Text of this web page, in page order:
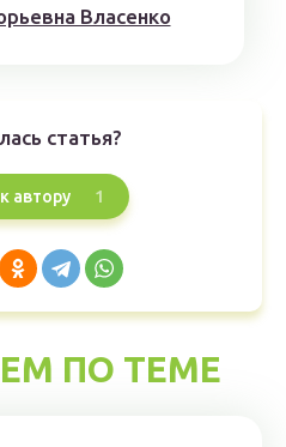
Власенко
статья?
автору 1
ПО ТЕМЕ